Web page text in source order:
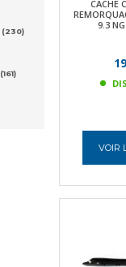
(230)
(161)
CACHE
9.3
VOIR